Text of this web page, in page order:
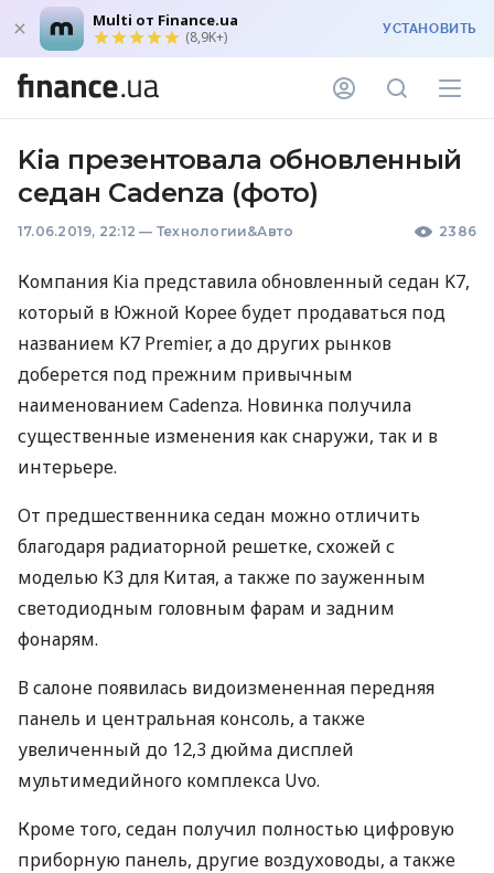
Multi от Finance.ua
(8,9K+) УСТАНОВИТЬ
Kia презентовала обновленный
седан Cadenza (фото)
17.06.2019, 22:12 — Технологии&Авто 2386
Компания Kia представила обновленный седан K7,
который в Южной Корее будет продаваться под
названием K7 Premier, а до других рынков
доберется под прежним привычным
наименованием Cadenza. Новинка получила
существенные изменения как снаружи, так и в
интерьере.
От предшественника седан можно отличить
благодаря радиаторной решетке, схожей с
моделью K3 для Китая, а также по зауженным
светодиодным головным фарам и задним
фонарям.
В салоне появилась видоизмененная передняя
панель и центральная консоль, а также
увеличенный до 12,3 дюйма дисплей
мультимедийного комплекса Uvo.
Кроме того, седан получил полностью цифровую
приборную панель, другие воздуховоды, а также